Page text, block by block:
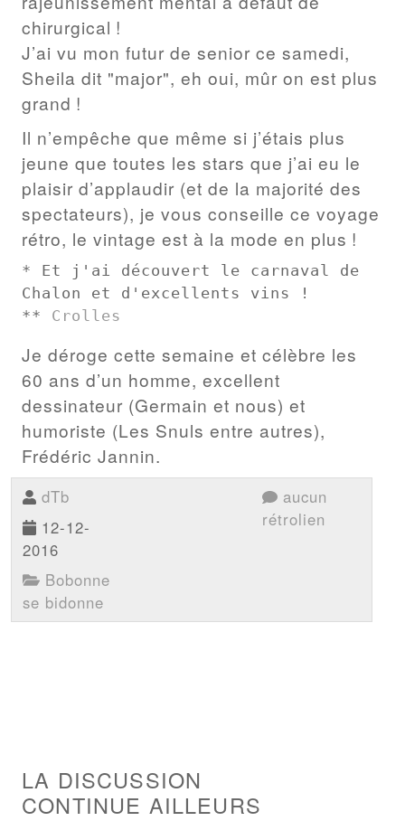
chirurgical !
J’ai vu mon futur de senior ce samedi,
Sheila dit "major", eh oui, mûr on est plus
grand !
Il n’empêche que même si j’étais plus
jeune que toutes les stars que j’ai eu le
plaisir d’applaudir (et de la majorité des
spectateurs), je vous conseille ce voyage
rétro, le vintage est à la mode en plus !
* Et j'ai découvert le carnaval de
Chalon et d'excellents vins !
** Crolles
Je déroge cette semaine et célèbre les
60 ans d’un homme, excellent
dessinateur (Germain et nous) et
humoriste (Les Snuls entre autres),
Frédéric Jannin.
dTb
12-12-
2016
Bobonne
se bidonne
aucun
rétrolien
LA DISCUSSION
CONTINUE AILLEURS